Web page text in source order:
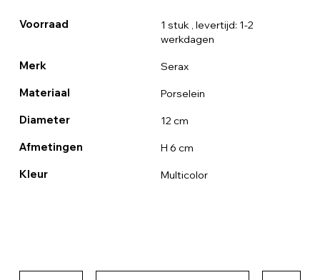
Voorraad 1 stuk , levertijd: 1-2
werkdagen
Merk Serax
Materiaal Porselein
Diameter 12 cm
Afmetingen H 6 cm
Kleur Multicolor